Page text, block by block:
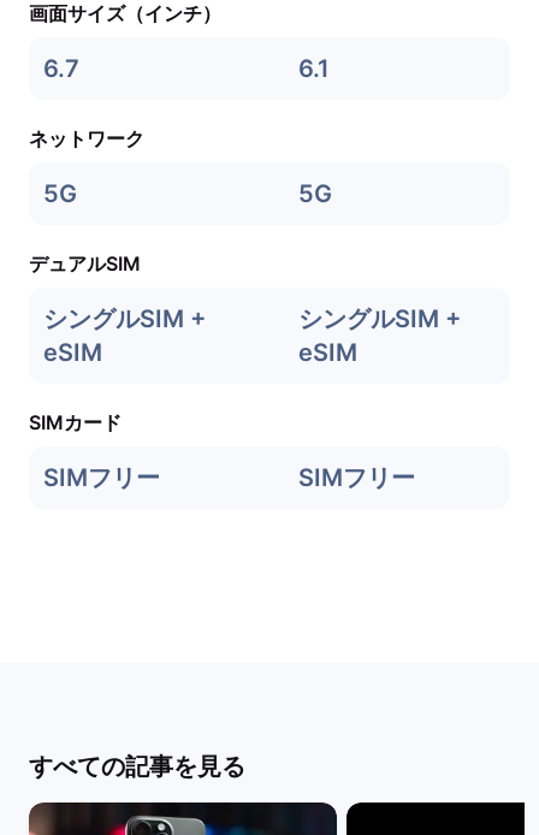
画面サイズ（インチ）
6.7 6.1
ネットワーク
5G 5G
デュアルSIM
シングルSIM +
eSIM
シングルSIM +
eSIM
SIMカード
SIMフリー SIMフリー
すべての記事を見る